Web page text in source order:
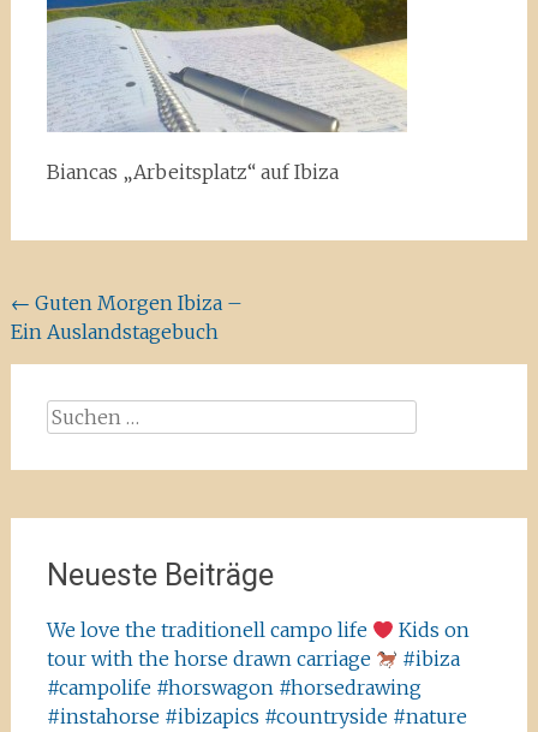
Biancas „Arbeitsplatz“ auf Ibiza
Beitragsnavigation
← Guten Morgen Ibiza –
Ein Auslandstagebuch
Suchen
Neueste Beiträge
We love the traditionell campo life
Kids on
tour with the horse drawn carriage
#ibiza
#campolife #horswagon #horsedrawing
#instahorse #ibizapics #countryside #nature